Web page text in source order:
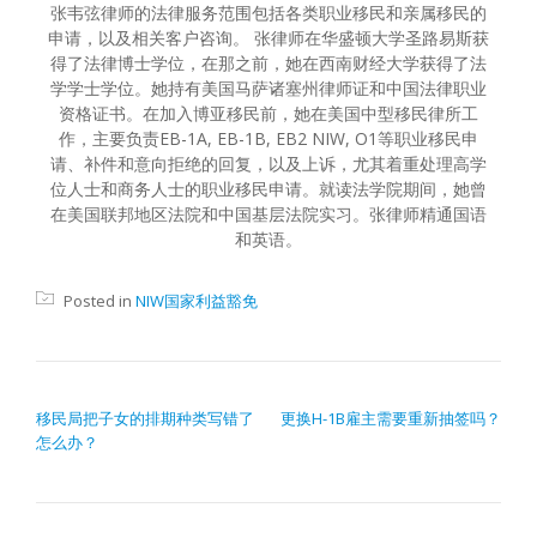
张韦弦律师的法律服务范围包括各类职业移民和亲属移民的
申请，以及相关客户咨询。 张律师在华盛顿大学圣路易斯获
得了法律博士学位，在那之前，她在西南财经大学获得了法
学学士学位。她持有美国马萨诸塞州律师证和中国法律职业
资格证书。在加入博亚移民前，她在美国中型移民律所工
作，主要负责EB-1A, EB-1B, EB2 NIW, O1等职业移民申
请、补件和意向拒绝的回复，以及上诉，尤其着重处理高学
位人士和商务人士的职业移民申请。就读法学院期间，她曾
在美国联邦地区法院和中国基层法院实习。张律师精通国语
和英语。
Posted in NIW国家利益豁免
移民局把子女的排期种类写错了
怎么办？
更换H-1B雇主需要重新抽签吗？